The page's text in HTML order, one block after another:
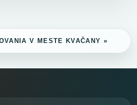
V MESTE KVAČANY »